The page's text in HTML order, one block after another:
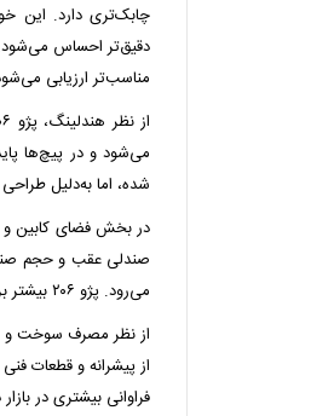
چابک‌تری دارد. این
دقیق‌تر احساس می‌شود.
مناسب‌تر ارزیابی
شده، اما به‌دلیل
صندلی عقب و حجم
می‌رود. پژو ۲۰۶ بیشتر برای استفاده شهری و جوانان محبوب است.
از نظر مصرف سوخت و
فراوانی بیشتری در بازار